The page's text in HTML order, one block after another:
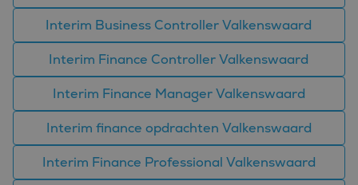
Interim Business Controller Valkenswaard
Interim Finance Controller Valkenswaard
Interim Finance Manager Valkenswaard
Interim finance opdrachten Valkenswaard
Interim Finance Professional Valkenswaard